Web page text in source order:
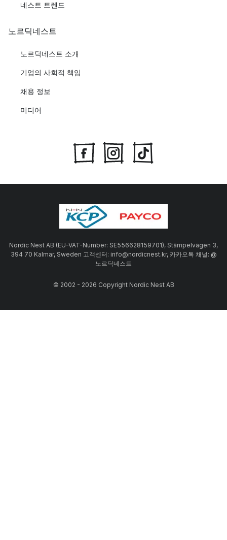
네스트 트렌드
노르딕네스트
노르딕네스트 소개
기업의 사회적 책임
채용 정보
미디어
Nordic Nest AB (EU-VAT-Number: SE556628159701), Stämpelvägen 3,
394 70 Kalmar, Sweden 고객센터: info@nordicnest.kr, 카카오톡 채널: @
노르딕네스트
© 2002 - 2026 Copyright Nordic Nest AB